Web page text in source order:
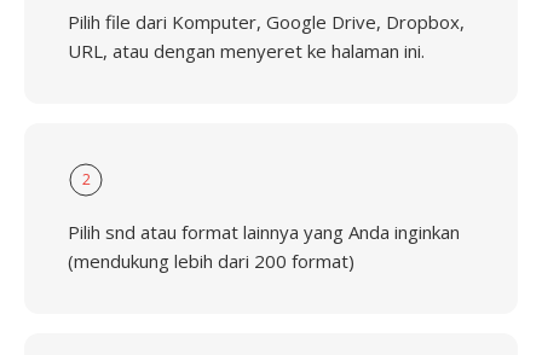
Pilih file dari Komputer, Google Drive, Dropbox,
URL, atau dengan menyeret ke halaman ini.
2
Pilih snd atau format lainnya yang Anda inginkan
(mendukung lebih dari 200 format)